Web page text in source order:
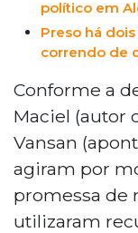
político em
Preso há
correndo de
Conforme a
Maciel (autor
Vansan
agiram por
promessa de
utilizaram